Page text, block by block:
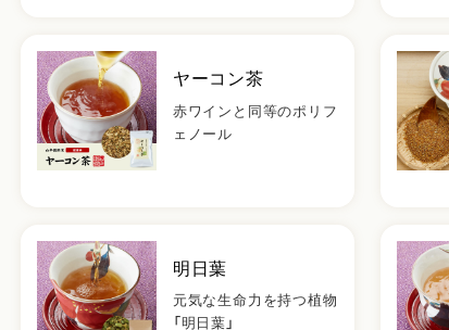
ヤーコン茶
赤ワインと同等のポリフ
ェノール
明日葉
元気な生命力を持つ植物
「明日葉」